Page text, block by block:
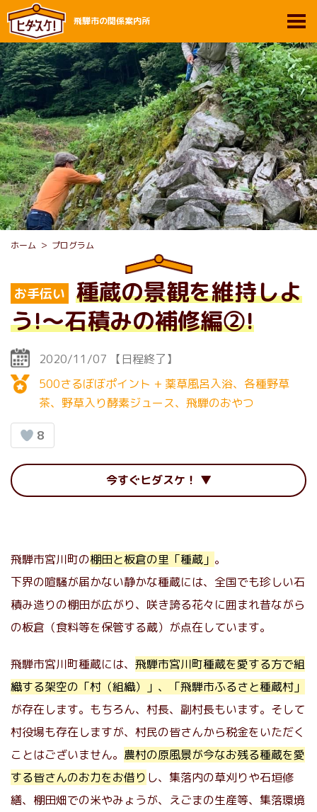
飛騨市の関係案内所
ホーム プログラム
お手伝い
種蔵の景観を維持しよ
う!〜石積みの補修編②!
2020/11/07
【日程終了】
500さるぼぼポイント + 薬草風呂入浴、各種野草
茶、野草入り酵素ジュース、飛騨のおやつ
8
今すぐヒダスケ！
飛騨市宮川町の棚田と板倉の里「種蔵」 。
下界の喧騒が届かない静かな種蔵には、全国でも珍しい石
積み造りの棚田が広がり、咲き誇る花々に囲まれ昔ながら
の板倉（食料等を保管する蔵）が点在しています。
飛騨市宮川町種蔵には、 飛騨市宮川町種蔵を愛する方で組
織する架空の「村（組織）」、「飛騨市ふるさと種蔵村」
が存在します。もちろん、村長、副村長もいます。そして
村役場も存在しますが、村民の皆さんから税金をいただく
ことはございません。 農村の原風景が今なお残る種蔵を愛
する皆さんのお力をお借り し、集落内の草刈りや石垣修
繕、棚田畑での米やみょうが、えごまの生産等、集落環境